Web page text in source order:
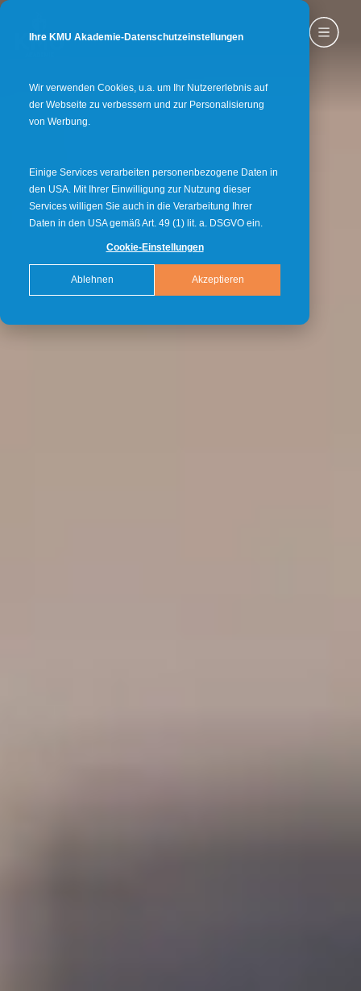
Ihre KMU Akademie-Datenschutzeinstellungen
Wir verwenden Cookies, u.a. um Ihr Nutzererlebnis auf
der Webseite zu verbessern und zur Personalisierung
von Werbung.
Einige Services verarbeiten personenbezogene Daten in
den USA. Mit Ihrer Einwilligung zur Nutzung dieser
Services willigen Sie auch in die Verarbeitung Ihrer
Daten in den USA gemäß Art. 49 (1) lit. a. DSGVO ein.
Cookie-Einstellungen
Akzeptieren
Ablehnen